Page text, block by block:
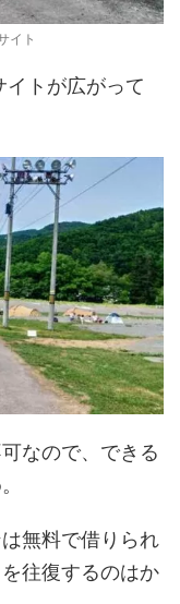
イト
トが広がって
なので、できる
無料で借りられ
往復するのはか